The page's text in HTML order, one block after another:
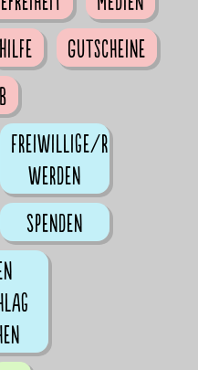
Hilfe
Gutscheine
Freiwillige/r
werden
Spenden